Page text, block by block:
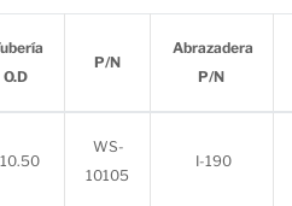
O.D
P/N
Abrazadera
P/N
10.50
WS-
10105
I-190